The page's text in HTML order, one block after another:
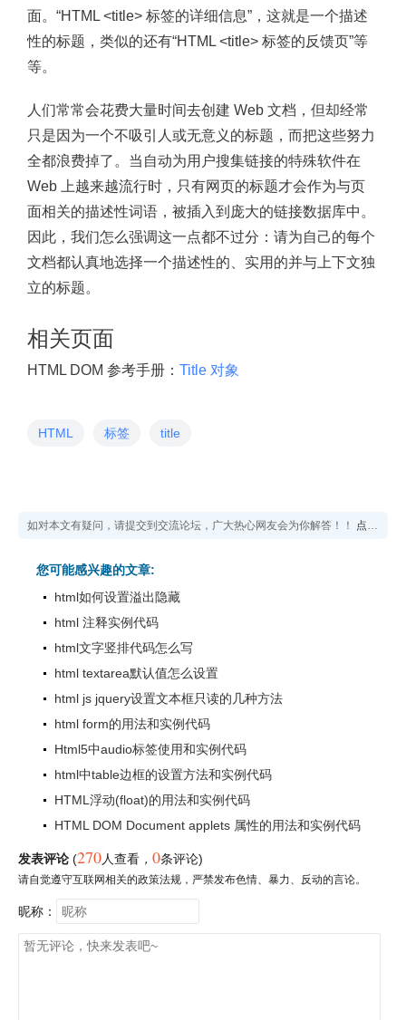
面。“HTML <title> 标签的详细信息”，这就是一个描述
性的标题，类似的还有“HTML <title> 标签的反馈页”等
等。
人们常常会花费大量时间去创建 Web 文档，但却经常
只是因为一个不吸引人或无意义的标题，而把这些努力
全都浪费掉了。当自动为用户搜集链接的特殊软件在
Web 上越来越流行时，只有网页的标题才会作为与页
面相关的描述性词语，被插入到庞大的链接数据库中。
因此，我们怎么强调这一点都不过分：请为自己的每个
文档都认真地选择一个描述性的、实用的并与上下文独
立的标题。
相关页面
HTML DOM 参考手册： Title 对象
HTML 标签 title
如对本文有疑问，请提交到交流论坛，广大热心网友会为你解答！！ 点击进入论坛
您可能感兴趣的文章:
html如何设置溢出隐藏
html 注释实例代码
html文字竖排代码怎么写
html textarea默认值怎么设置
html js jquery设置文本框只读的几种方法
html form的用法和实例代码
Html5中audio标签使用和实例代码
html中table边框的设置方法和实例代码
HTML浮动(float)的用法和实例代码
HTML DOM Document applets 属性的用法和实例代码
发表评论 (270人查看 ， 0条评论)
请自觉遵守互联网相关的政策法规，严禁发布色情、暴力、反动的言论。
昵称：